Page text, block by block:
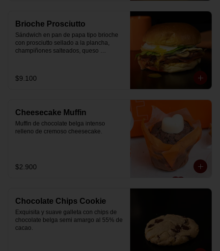
Brioche Prosciutto
Sándwich en pan de papa tipo brioche
con prosciutto sellado a la plancha,
champiñones salteados, queso
$9.100
Cheesecake Muffin
Muffin de chocolate belga intenso
relleno de cremoso cheesecake.
$2.900
Chocolate Chips Cookie
Exquisita y suave galleta con chips de
chocolate belga semi amargo al 55% de
cacao.